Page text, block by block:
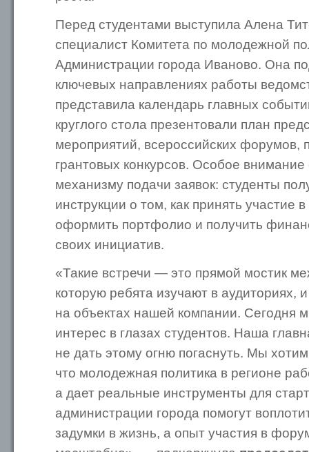
Перед студентами выступила Алена
специалист Комитета по молодежной
Администрации города Иваново. Она
ключевых направлениях работы
представила календарь главных
круглого стола презентовали план
мероприятий, всероссийских форумов,
грантовых конкурсов. Особое внимание
механизму подачи заявок: студенты
инструкции о том, как принять участие
оформить портфолио и получить
своих инициатив.
«Такие встречи — это прямой мостик
которую ребята изучают в аудиториях,
на объектах нашей компании. Сегодня
интерес в глазах студентов. Наша
не дать этому огню погаснуть. Мы
что молодежная политика в регионе
а дает реальные инструменты для
администрации города помогут
задумки в жизнь, а опыт участия в